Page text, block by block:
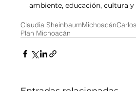
ambiente, educación, cultura y
Claudia SheinbaumMichoacán
Plan Michoacán